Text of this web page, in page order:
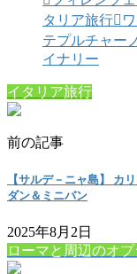
タリア旅行
テプルチャー
イナリー
イタリア旅行
前の記事
【サルデ－ニャ島】 カ
ダン＆ミニバン
2025年8月2日
ローマと周辺のオ